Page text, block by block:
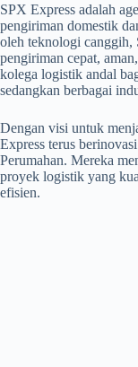
SPX Express adalah
pengiriman domestik
oleh teknologi canggih,
pengiriman cepat,
kolega logistik andal
sedangkan berbagai
Dengan visi untuk
Express terus
Perumahan. Mereka
proyek logistik yang
efisien.